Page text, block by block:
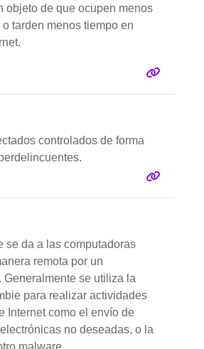
objeto de que ocupen menos
tarden menos tiempo en
controlados de forma
se da a las computadoras
remota por un
se utiliza la
para realizar actividades
Internet como el envío de
no deseadas, o la
malware.